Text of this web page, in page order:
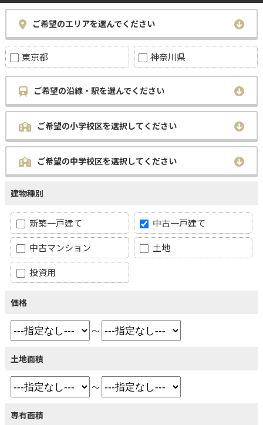
ご希望のエリアを選んでください
東京都 神奈川県
ご希望の沿線・駅を選んでください
ご希望の小学校区を選択してください
ご希望の中学校区を選択してください
建物種別
新築一戸建て
中古一戸建て
中古マンション
土地
投資用
価格
～
土地面積
～
専有面積